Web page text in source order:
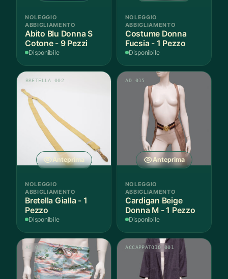
NOLEGGIO
ABBIGLIAMENTO
Abito Blu Donna S
Cotone - 9 Pezzi
Disponibile
NOLEGGIO
ABBIGLIAMENTO
Costume Donna
Fucsia - 1 Pezzo
Disponibile
Anteprima
BRETELLA 002
NOLEGGIO
ABBIGLIAMENTO
Bretella Gialla - 1
Pezzo
Disponibile
Anteprima
AD 015
NOLEGGIO
ABBIGLIAMENTO
Cardigan Beige
Donna M - 1 Pezzo
Disponibile
AS 011 ACCAPPATOIO 001